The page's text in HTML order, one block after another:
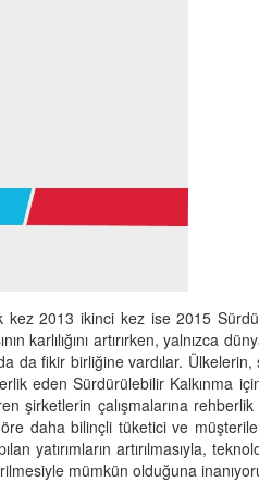
kez 2013 ikinci kez ise 2015
karlılığını artırırken, yalnızca
da fikir birliğine vardılar. Ülkelerin,
eden Sürdürülebilir Kalkınma
şirketlerin çalışmalarına
daha bilinçli tüketici ve
yatırımların artırılmasıyla,
mümkün olduğuna